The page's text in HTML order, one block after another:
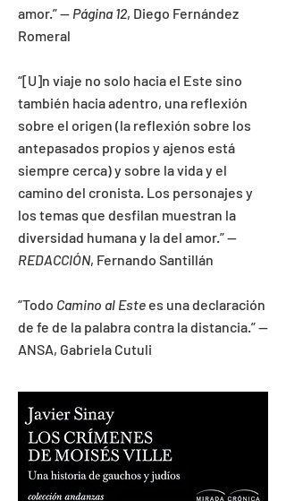
amor.”— Página 12, Diego Fernández
Romeral
“[U]n viaje no solo hacia el Este sino
también hacia adentro, una reflexión
sobre el origen (la reflexión sobre los
antepasados propios y ajenos está
siempre cerca) y sobre la vida y el
camino del cronista. Los personajes y
los temas que desfilan muestran la
diversidad humana y la del amor.”—
REDACCIÓN, Fernando Santillán
“Todo Camino al Este es una declaración
de fe de la palabra contra la distancia.”—
ANSA, Gabriela Cutuli